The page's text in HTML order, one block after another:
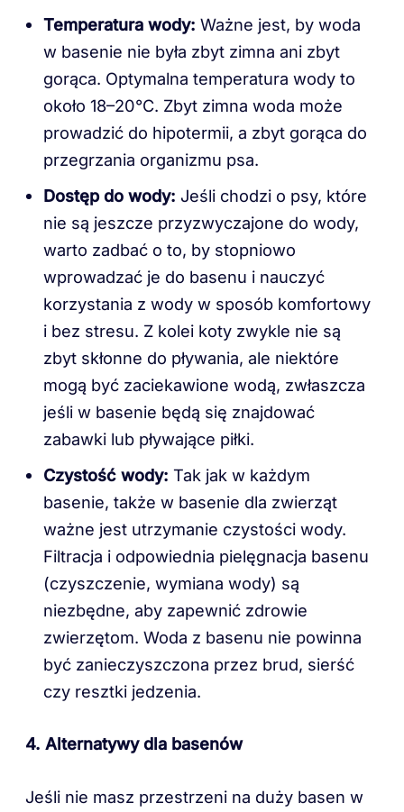
Temperatura wody: Ważne jest, by woda
w basenie nie była zbyt zimna ani zbyt
gorąca. Optymalna temperatura wody to
około 18–20°C. Zbyt zimna woda może
prowadzić do hipotermii, a zbyt gorąca do
przegrzania organizmu psa.
Dostęp do wody: Jeśli chodzi o psy, które
nie są jeszcze przyzwyczajone do wody,
warto zadbać o to, by stopniowo
wprowadzać je do basenu i nauczyć
korzystania z wody w sposób komfortowy
i bez stresu. Z kolei koty zwykle nie są
zbyt skłonne do pływania, ale niektóre
mogą być zaciekawione wodą, zwłaszcza
jeśli w basenie będą się znajdować
zabawki lub pływające piłki.
Czystość wody: Tak jak w każdym
basenie, także w basenie dla zwierząt
ważne jest utrzymanie czystości wody.
Filtracja i odpowiednia pielęgnacja basenu
(czyszczenie, wymiana wody) są
niezbędne, aby zapewnić zdrowie
zwierzętom. Woda z basenu nie powinna
być zanieczyszczona przez brud, sierść
czy resztki jedzenia.
4. Alternatywy dla basenów
Jeśli nie masz przestrzeni na duży basen w